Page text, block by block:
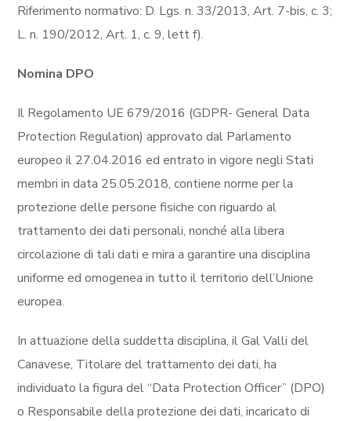
Riferimento normativo: D. Lgs. n. 33/2013, Art. 7-bis, c. 3;
L. n. 190/2012, Art. 1, c. 9, lett f).
Nomina DPO
Il Regolamento UE 679/2016 (GDPR- General Data
Protection Regulation) approvato dal Parlamento
europeo il 27.04.2016 ed entrato in vigore negli Stati
membri in data 25.05.2018, contiene norme per la
protezione delle persone fisiche con riguardo al
trattamento dei dati personali, nonché alla libera
circolazione di tali dati e mira a garantire una disciplina
uniforme ed omogenea in tutto il territorio dell’Unione
europea.
In attuazione della suddetta disciplina, il Gal Valli del
Canavese, Titolare del trattamento dei dati, ha
individuato la figura del “Data Protection Officer” (DPO)
o Responsabile della protezione dei dati, incaricato di